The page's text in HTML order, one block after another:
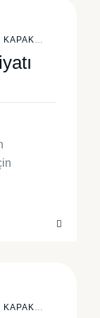
KAPAK
KAPAK